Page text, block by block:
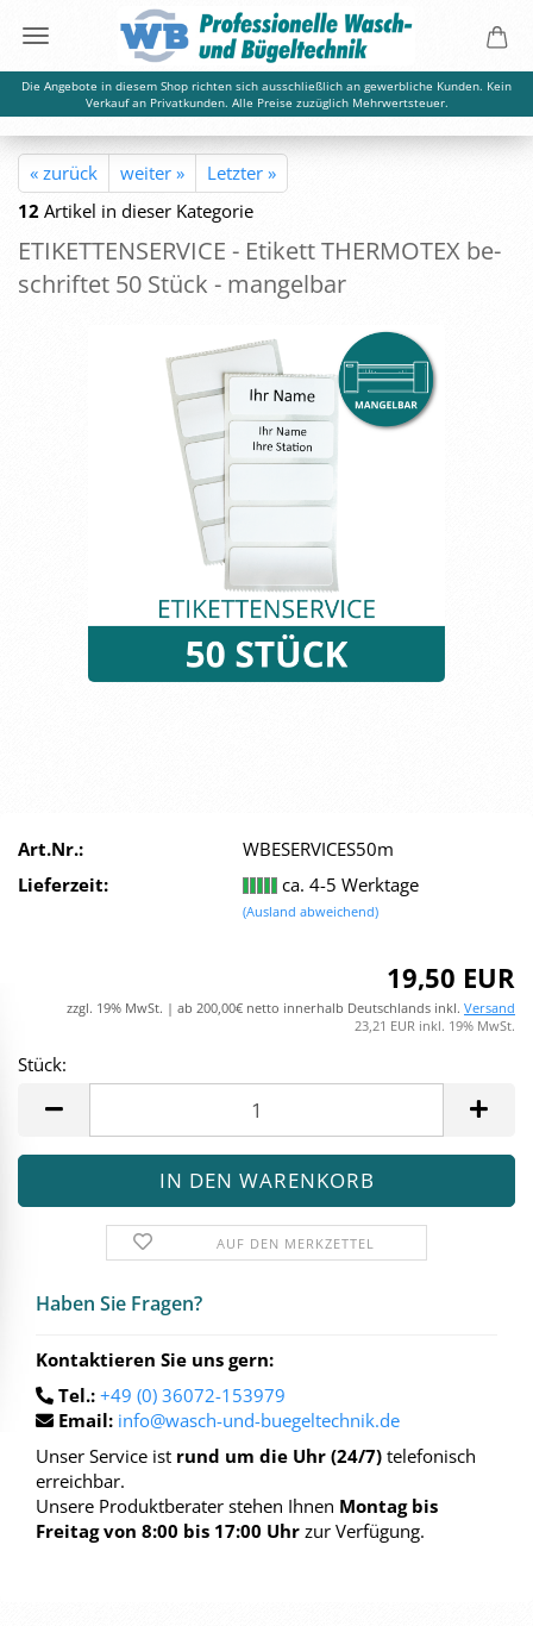
Die Angebote in diesem Shop richten sich ausschließlich an gewerbliche Kunden. Kein
Verkauf an Privatkunden. Alle Preise zuzüglich Mehrwertsteuer.
« zurück weiter »
Letzter »
12 Artikel in dieser Kategorie
ETI­KET­TEN­SER­VICE - Eti­kett THER­MO­TEX be­
schrif­tet 50 Stück - man­gel­bar
Art.Nr.:
WBESERVICES50m
Lieferzeit:
ca. 4-5 Werktage
(Ausland abweichend)
19,50 EUR
zzgl. 19% MwSt. | ab 200,00€ netto innerhalb Deutschlands inkl. Versand
23,21 EUR inkl. 19% MwSt.
Stück:
AUF DEN MERKZETTEL
Haben Sie Fra­gen?
Kontaktieren Sie uns gern:
Tel.: +49 (0) 36072-153979
Email: info@wasch-und-buegeltechnik.de
Unser Service ist rund um die Uhr (24/7) telefonisch
erreichbar.
Unsere Produktberater stehen Ihnen Montag bis
Freitag von 8:00 bis 17:00 Uhr zur Verfügung.